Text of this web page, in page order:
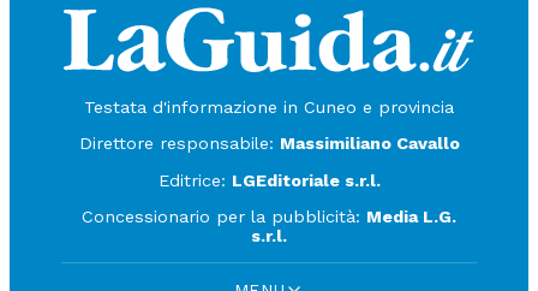
Testata d'informazione in Cuneo e provincia
Direttore responsabile: Massimiliano Cavallo
Editrice: LGEditoriale s.r.l.
Concessionario per la pubblicità: Media L.G.
s.r.l.